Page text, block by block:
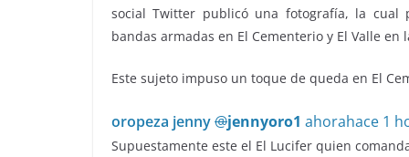
social Twitter publicó una fotografía, la cual
bandas armadas en El Cementerio y El Valle en
Este sujeto impuso un toque de queda en El
oropeza jenny@jennyoro1 ahorahace 1
Supuestamente este el El Lucifer quien